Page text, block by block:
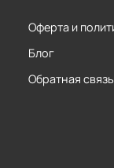
Оферта и
Блог
Обратная связь